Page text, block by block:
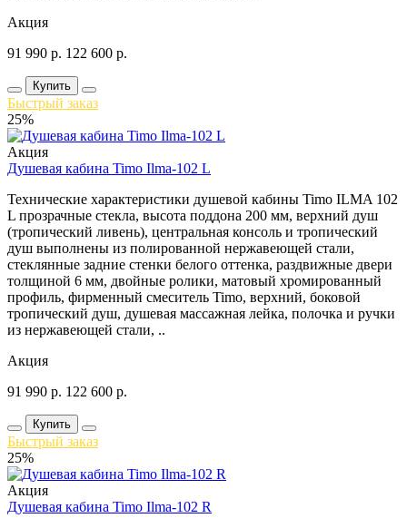
Акция
91 990 р. 122 600 р.
Купить
Быстрый заказ
25%
Акция
Душевая кабина Timo Ilma-102 L
Технические характеристики душевой кабины Timo ILMA 102
L прозрачные стекла, высота поддона 200 мм, верхний душ
(тропический ливень), центральная консоль и тропический
душ выполнены из полированной нержавеющей стали,
стеклянные задние стенки белого оттенка, раздвижные двери
толщиной 6 мм, двойные ролики, матовый хромированный
профиль, фирменный смеситель Timo, верхний, боковой
тропический душ, душевая массажная лейка, полочка и ручки
из нержавеющей стали, ..
Акция
91 990 р. 122 600 р.
Купить
Быстрый заказ
25%
Акция
Душевая кабина Timo Ilma-102 R